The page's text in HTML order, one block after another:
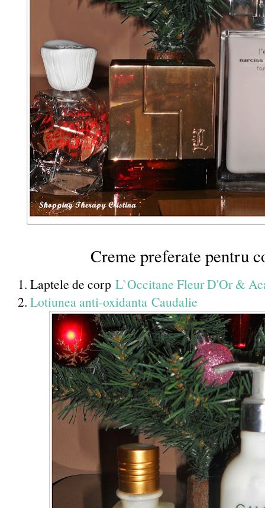
Creme preferate pentru
1. Laptele de corp L`Occitane Fleur D'Or &
2. Lotiunea anti-oxidanta Caudalie